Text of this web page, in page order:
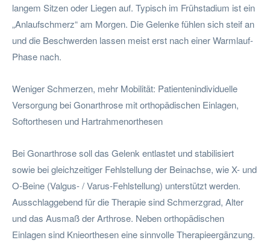
langem Sitzen oder Liegen auf. Typisch im Frühstadium ist ein
„Anlaufschmerz“ am Morgen. Die Gelenke fühlen sich steif an
und die Beschwerden lassen meist erst nach einer Warmlauf-
Phase nach.
Weniger Schmerzen, mehr Mobilität: Patientenindividuelle
Versorgung bei Gonarthrose mit orthopädischen Einlagen,
Softorthesen und Hartrahmenorthesen
Bei Gonarthrose soll das Gelenk entlastet und stabilisiert
sowie bei gleichzeitiger Fehlstellung der Beinachse, wie X- und
O-Beine (Valgus- / Varus-Fehlstellung) unterstützt werden.
Ausschlaggebend für die Therapie sind Schmerzgrad, Alter
und das Ausmaß der Arthrose. Neben orthopädischen
Einlagen sind Knieorthesen eine sinnvolle Therapieergänzung.